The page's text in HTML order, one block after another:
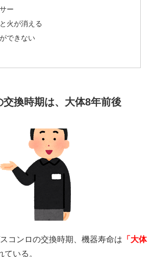
ー
火が消える
できない
交換時期は、大体8年前後
コンロの交換時期、機器寿命は 「大体
ている。